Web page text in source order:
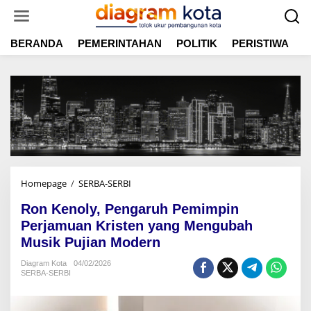
t
BERANDA PEMERINTAHAN POLITIK PERISTIWA
Homepage / SERBA-SERBI
n
K
n
Ron Kenoly, Pengaruh Pemimpin
Perjamuan Kristen yang Mengubah
Musik Pujian Modern
Diagram Kota
04/02/2026
SERBA-SERBI